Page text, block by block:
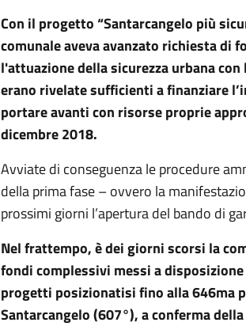
Con il progetto “Santarcangelo più
comunale aveva avanzato richiesta
l'attuazione della sicurezza urbana
erano rivelate sufficienti a finanziare
portare avanti con risorse proprie
dicembre 2018.
Avviate di conseguenza le procedure
della prima fase – ovvero la
prossimi giorni l’apertura del bando di
Nel frattempo, è dei giorni scorsi la
fondi complessivi messi a
progetti posizionatisi fino alla 646ma
Santarcangelo (607°), a conferma